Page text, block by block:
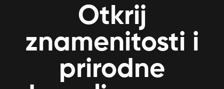
Otkrij
znamenitosti i
prirodne